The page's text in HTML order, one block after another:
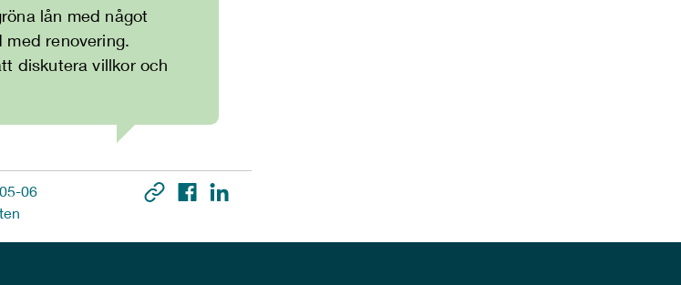
lån med något
renovering.
diskutera villkor och
06